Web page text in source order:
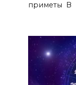
приметы В